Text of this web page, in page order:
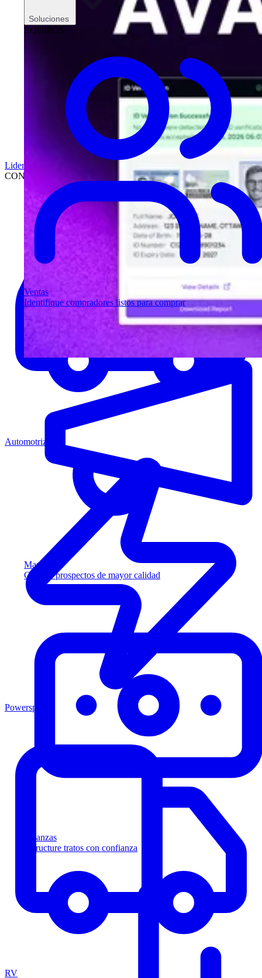
Soluciones
EQUIPOS
Ventas
Identifique compradores listos para comprar
Marketing
Capture prospectos de mayor calidad
Finanzas
Estructure tratos con confianza
Liderazgo
CONCESIONARIOS
Automotriz
Powersports
RV